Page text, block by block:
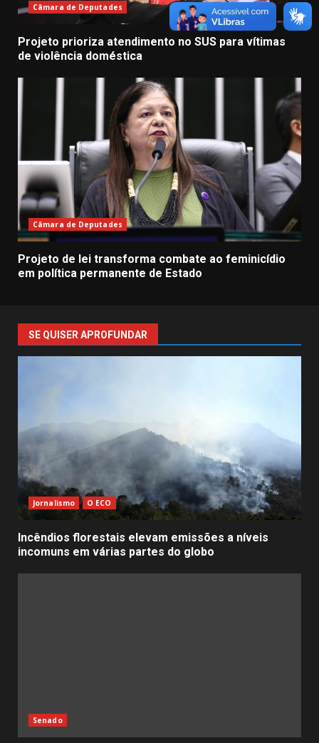
Câmara de Deputades
Projeto prioriza atendimento no SUS para vítimas
de violência doméstica
Câmara de Deputades
Projeto de lei transforma combate ao feminicídio
em política permanente de Estado
SE QUISER APROFUNDAR
Jornalismo O ECO
Incêndios florestais elevam emissões a níveis
incomuns em várias partes do globo
Senado